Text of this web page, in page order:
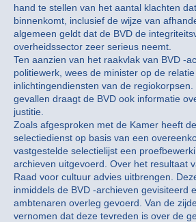
hand te stellen van het aantal klachten
binnenkomt, inclusief de wijze van
algemeen geldt dat de BVD de
overheidssector zeer serieus neemt.
Ten aanzien van het raakvlak van BVD -
politiewerk, wees de minister op de
inlichtingendiensten van de regiokorpsen.
gevallen draagt de BVD ook informatie
justitie.
Zoals afgesproken met de Kamer heeft
selectiedienst op basis van een
vastgestelde selectielijst een
archieven uitgevoerd. Over het resultaat
Raad voor cultuur advies uitbrengen.
inmiddels de BVD -archieven gevisiteerd
ambtenaren overleg gevoerd. Van de
vernomen dat deze tevreden is over de